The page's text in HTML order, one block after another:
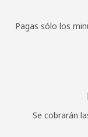
Pagas sólo los
Se cobrarán